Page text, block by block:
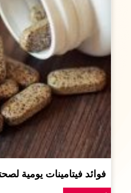
فوائد فيتامينات يومية